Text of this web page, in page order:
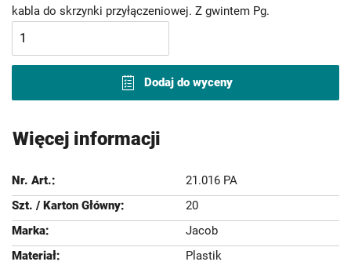
kabla do skrzynki przyłączeniowej. Z gwintem Pg.
Dodaj do wyceny
Więcej informacji
21.016 PA
20
Jacob
Plastik